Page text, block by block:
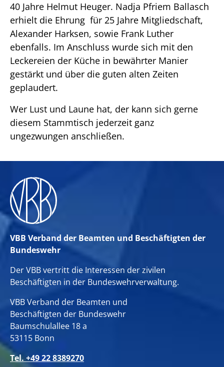
40 Jahre Helmut Heuger. Nadja Pfriem Ballasch
erhielt die Ehrung für 25 Jahre Mitgliedschaft,
Alexander Harksen, sowie Frank Luther
ebenfalls. Im Anschluss wurde sich mit den
Leckereien der Küche in bewährter Manier
gestärkt und über die guten alten Zeiten
geplaudert.
Wer Lust und Laune hat, der kann sich gerne
diesem Stammtisch jederzeit ganz
ungezwungen anschließen.
VBB Verband der Beamten und Beschäftigten der
Bundeswehr
Der VBB vertritt die Interessen der zivilen
Beschäftigten in der Bundeswehrverwaltung.
VBB Verband der Beamten und
Beschäftigten der Bundeswehr
Baumschulallee 18 a
53115 Bonn
Tel. +49 22 8389270